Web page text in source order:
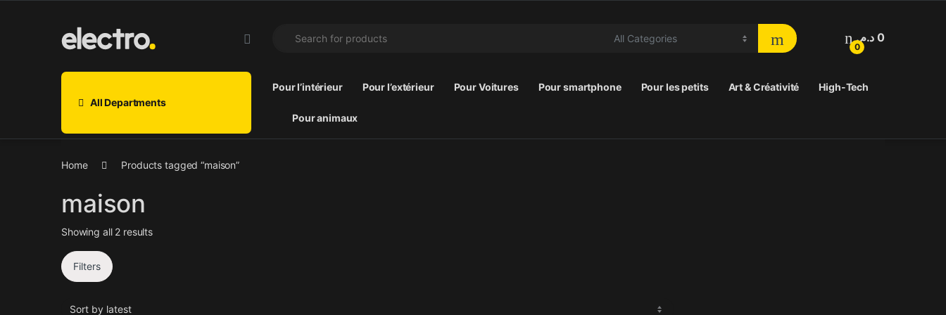
0
0 د.م.
All Departments
Pour l’intérieur Pour l’extérieur Pour Voitures Pour smartphone Pour les petits Art & Créativité High-Tech
Pour animaux
Home Products tagged “maison”
maison
Showing all 2 resultsSorted by latest
Filters